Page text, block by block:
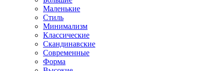
Маленькие
Стиль
Минимализм
Классические
Скандинавские
Современные
Форма